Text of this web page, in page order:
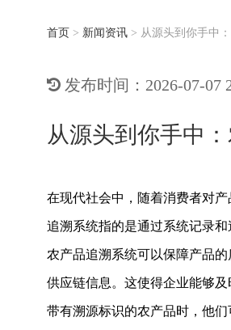
首页 > 新闻资讯 > 从源头到你手中
发布时间：2026-07-07
从源头到你手中
在现代社会中，随着消费者对
追溯系统指的是通过系统记录
农产品追溯系统可以保障产品
供应链信息。这使得企业能够
带有溯源标识的农产品时，他